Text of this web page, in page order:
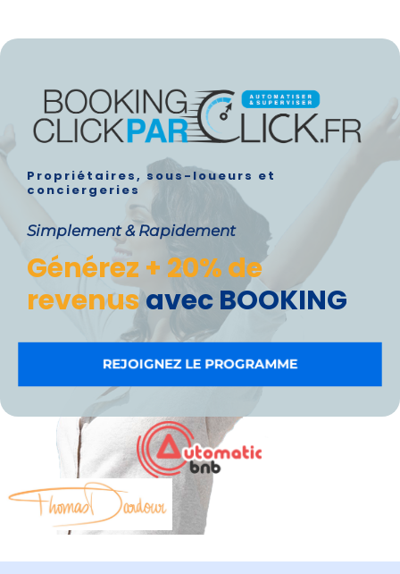
Propriétaires, sous-loueurs et
conciergeries
Simplement & Rapidement
Générez + 20% de
revenusavec BOOKING
REJOIGNEZ LE PROGRAMME